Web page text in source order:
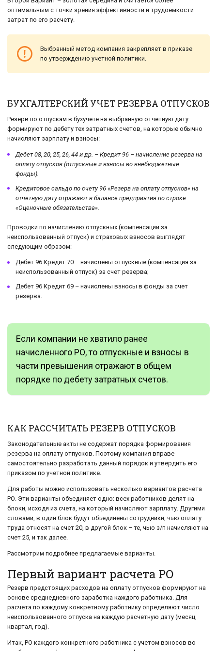
оптимальным с точки зрения эффективности и трудоемкости
затрат по его расчету.
Выбранный метод компания закрепляет в приказе
по утверждению учетной политики.
БУХГАЛТЕРСКИЙ УЧЕТ РЕЗЕРВА ОТПУСКОВ
Резерв по отпускам в бухучете на выбранную отчетную дату
формируют по дебету тех затратных счетов, на которые обычно
начисляют зарплату и взносы:
Дебет 08, 20, 25, 26, 44 и др. – Кредит 96 – начисление резерва на
оплату отпусков (отпускные и взносы во внебюджетные
фонды).
Кредитовое сальдо по счету 96 «Резерв на оплату отпусков» на
отчетную дату отражают в балансе предприятия по строке
«Оценочные обязательства».
Проводки по начислению отпускных (компенсации за
неиспользованный отпуск) и страховых взносов выглядят
следующим образом:
Дебет 96 Кредит 70 – начислены отпускные (компенсация за
неиспользованный отпуск) за счет резерва;
Дебет 96 Кредит 69 – начислены взносы в фонды за счет
резерва.
Если компании не хватило ранее
начисленного РО, то отпускные и взносы в
части превышения отражают в общем
порядке по дебету затратных счетов.
КАК РАССЧИТАТЬ РЕЗЕРВ ОТПУСКОВ
Законодательные акты не содержат порядка формирования
резерва на оплату отпусков. Поэтому компания вправе
самостоятельно разработать данный порядок и утвердить его
приказом по учетной политике.
Для работы можно использовать несколько вариантов расчета
РО. Эти варианты объединяет одно: всех работников делят на
блоки, исходя из счета, на который начисляют зарплату. Другими
словами, в один блок будут объединены сотрудники, чью оплату
труда относят на счет 20, в другой блок – те, чью з/п начисляют на
счет 25, и так далее.
Рассмотрим подробнее предлагаемые варианты.
Первый вариант расчета РО
Резерв предстоящих расходов на оплату отпусков формируют на
основе среднедневного заработка каждого работника. Для
расчета по каждому конкретному работнику определяют число
неиспользованного отпуска на каждую расчетную дату (месяц,
квартал, год).
Итак, РО каждого конкретного работника с учетом взносов во